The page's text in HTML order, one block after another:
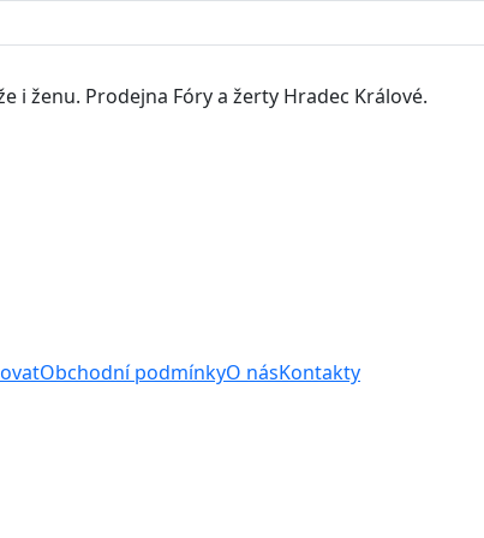
i ženu. Prodejna Fóry a žerty Hradec Králové.
Obchodní podmínkyO násKontakty